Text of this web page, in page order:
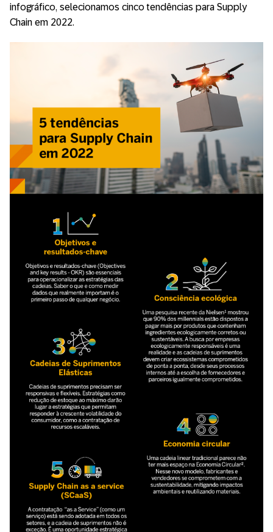
infográfico, selecionamos cinco tendências para Supply
Chain em 2022.